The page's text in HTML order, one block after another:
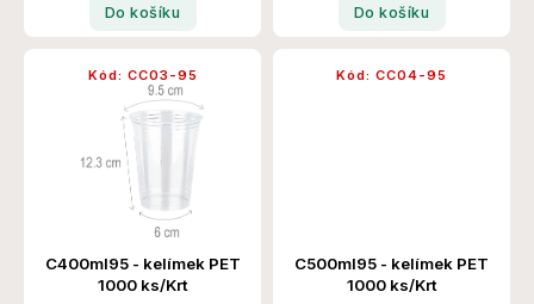
Do košíku Do košíku
C400ml95 - kelímek PET
1000 ks/Krt
Kód: CC03-95
C500ml95 - kelímek PET
1000 ks/Krt
Kód: CC04-95